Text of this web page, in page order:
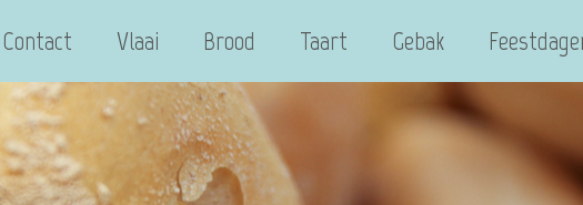
Contact Vlaai Brood Taart Gebak